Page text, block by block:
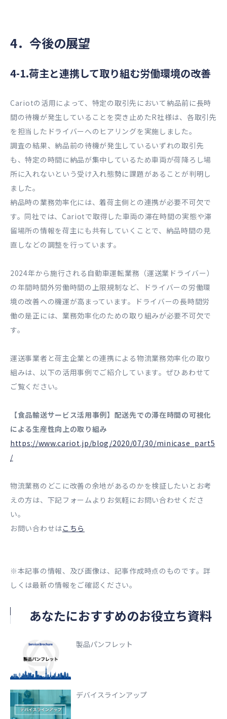
4．今後の展望
4-1.荷主と連携して取り組む労働環境の改善
Cariotの活用によって、特定の取引先において納品前に長時
間の待機が発生していることを突き止めたR社様は、各取引先
を担当したドライバーへのヒアリングを実施しました。
調査の結果、納品前の待機が発生しているいずれの取引先
も、特定の時間に納品が集中しているため車両が荷降ろし場
所に入れないという受け入れ態勢に課題があることが判明し
ました。
納品時の業務効率化には、着荷主側との連携が必要不可欠で
す。同社では、Cariotで取得した車両の滞在時間の実態や滞
留場所の情報を荷主にも共有していくことで、納品時間の見
直しなどの調整を行っています。
2024年から施行される自動車運転業務（運送業ドライバー）
の年間時間外労働時間の上限規制など、ドライバーの労働環
境の改善への機運が高まっています。ドライバーの長時間労
働の是正には、業務効率化のための取り組みが必要不可欠で
す。
運送事業者と荷主企業との連携による物流業務効率化の取り
組みは、以下の活用事例でご紹介しています。ぜひあわせて
ご覧ください。
【食品輸送サービス活用事例】配送先での滞在時間の可視化
による生産性向上の取り組み
https://www.cariot.jp/blog/2020/07/30/minicase_part5
/
物流業務のどこに改善の余地があるのかを検証したいとお考
えの方は、下記フォームよりお気軽にお問い合わせくださ
い。
お問い合わせはこちら
※本記事の情報、及び画像は、記事作成時点のものです。詳
しくは最新の情報をご確認ください。
あなたにおすすめのお役立ち資料
製品パンフレット
デバイスラインアップ